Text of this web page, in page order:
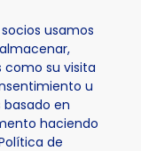
usamos
como su visita
u
en
haciendo
de
Camp